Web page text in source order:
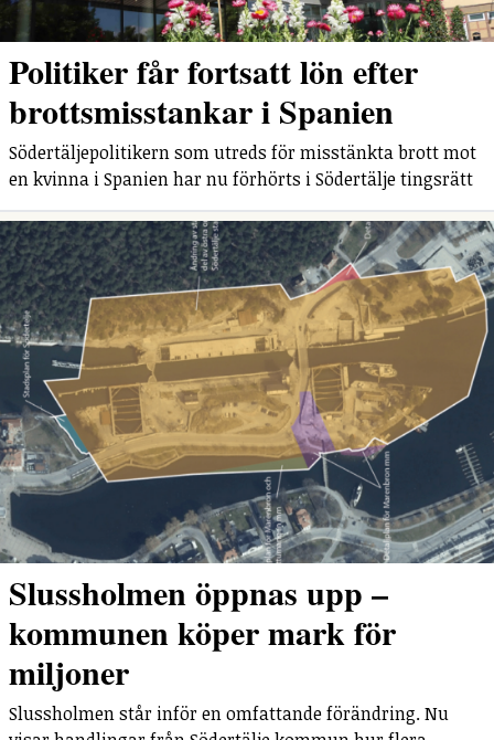
Politiker får fortsatt lön efter
brottsmisstankar i Spanien
Södertäljepolitikern som utreds för misstänkta brott mot
en kvinna i Spanien har nu förhörts i Södertälje tingsrätt
Slussholmen öppnas upp –
kommunen köper mark för
miljoner
Slussholmen står inför en omfattande förändring. Nu